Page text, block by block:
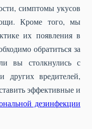
симптомы укусов
Кроме того, мы
их появления в
обратиться за
вы столкнулись с
других вредителей,
эффективные и
дезинфекции